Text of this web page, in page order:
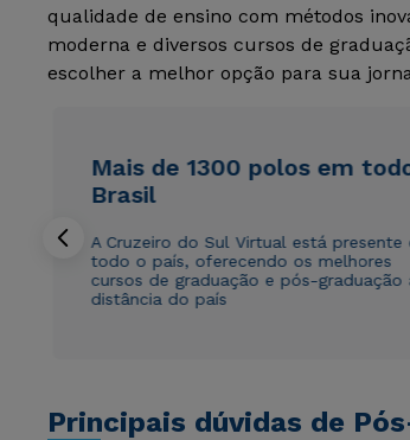
qualidade de ensino com métodos
moderna e diversos cursos de
escolher a melhor opção para sua
Mais de 1300 polos em
Brasil
A Cruzeiro do Sul Virtual está presente
todo o país, oferecendo os melhores
cursos de graduação e pós-graduação
distância do país
Principais dúvidas de